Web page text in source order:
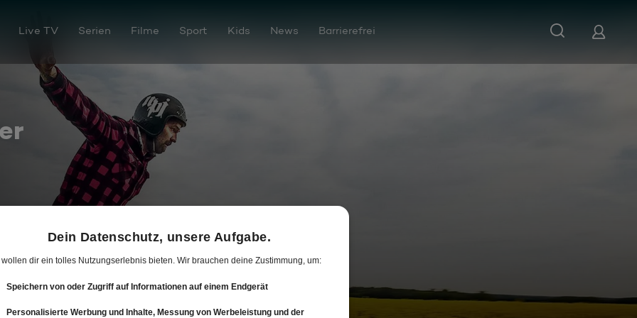
Live TV Serien Filme Sport Kids News Barrierefrei